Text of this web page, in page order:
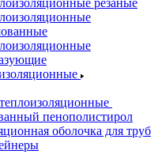
резаные
пенополистирол
оболочка для труб